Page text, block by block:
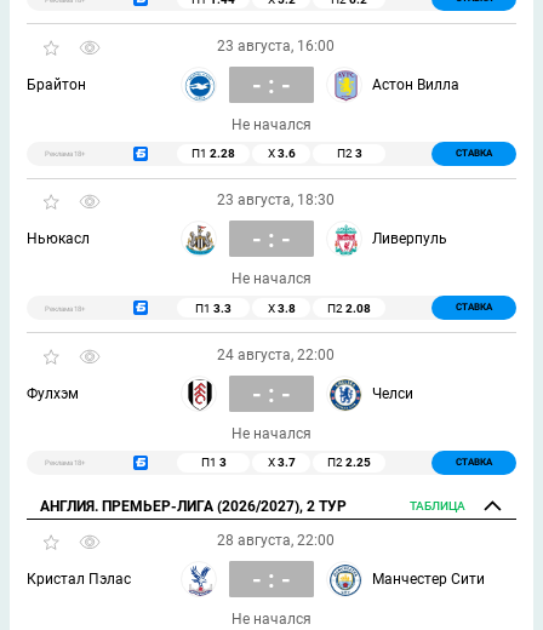
23 августа, 16:00
Брайтон - : - Астон Вилла
Не начался
Реклама 18+ П1 2.28 Х 3.6 П2 3 СТАВКА
23 августа, 18:30
Ньюкасл - : - Ливерпуль
Не начался
Реклама 18+ П1 3.3 Х 3.8 П2 2.08 СТАВКА
24 августа, 22:00
Фулхэм - : - Челси
Не начался
Реклама 18+ П1 3 Х 3.7 П22.25 СТАВКА
АНГЛИЯ. ПРЕМЬЕР-ЛИГА (2026/2027), 2 ТУР ТАБЛИЦА
28 августа, 22:00
Кристал Пэлас - : - Манчестер Сити
Не начался